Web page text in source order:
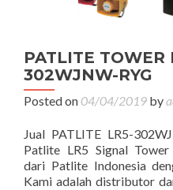
PATLITE TOWER
302WJNW-RYG
Posted on04/04/2019 by
Jual PATLITE LR5-
Patlite LR5 Signal
dari Patlite Indonesia
Kami adalah distributor